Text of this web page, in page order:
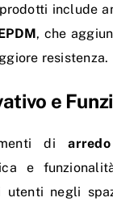
include
, che
resistenza.
e
di
e
utenti negli